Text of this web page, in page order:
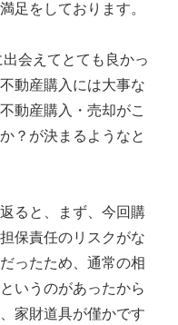
足をしております。
会えてとても良かっ
動産購入には大事な
動産購入・売却がこ
？が決まるようなと
ると、まず、今回購
保責任のリスクがな
ったため、通常の相
いうのがあったから
家財道具が僅かです